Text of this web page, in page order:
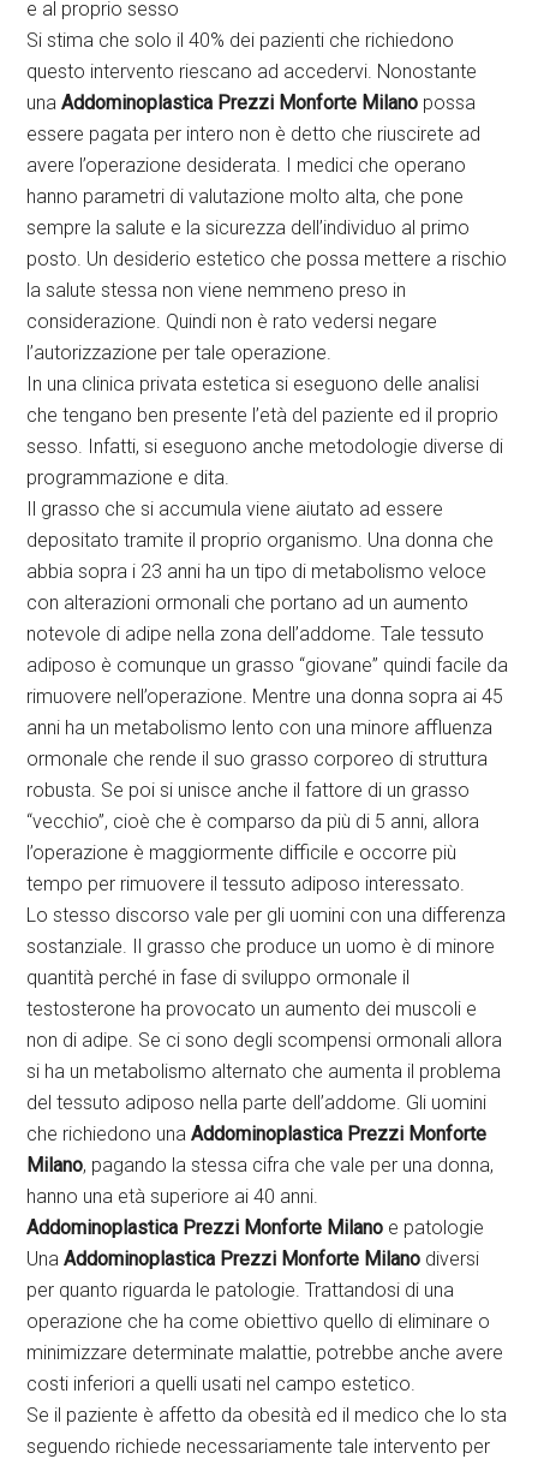
e al proprio sesso
Si stima che solo il 40% dei pazienti che richiedono
questo intervento riescano ad accedervi. Nonostante
unaAddominoplastica Prezzi Monforte Milano possa
essere pagata per intero non è detto che riuscirete ad
avere l’operazione desiderata. I medici che operano
hanno parametri di valutazione molto alta, che pone
sempre la salute e la sicurezza dell’individuo al primo
posto. Un desiderio estetico che possa mettere a rischio
la salute stessa non viene nemmeno preso in
considerazione. Quindi non è rato vedersi negare
l’autorizzazione per tale operazione.
In una clinica privata estetica si eseguono delle analisi
che tengano ben presente l’età del paziente ed il proprio
sesso. Infatti, si eseguono anche metodologie diverse di
programmazione e dita.
Il grasso che si accumula viene aiutato ad essere
depositato tramite il proprio organismo. Una donna che
abbia sopra i 23 anni ha un tipo di metabolismo veloce
con alterazioni ormonali che portano ad un aumento
notevole di adipe nella zona dell’addome. Tale tessuto
adiposo è comunque un grasso “giovane” quindi facile da
rimuovere nell’operazione. Mentre una donna sopra ai 45
anni ha un metabolismo lento con una minore affluenza
ormonale che rende il suo grasso corporeo di struttura
robusta. Se poi si unisce anche il fattore di un grasso
“vecchio”, cioè che è comparso da più di 5 anni, allora
l’operazione è maggiormente difficile e occorre più
tempo per rimuovere il tessuto adiposo interessato.
Lo stesso discorso vale per gli uomini con una differenza
sostanziale. Il grasso che produce un uomo è di minore
quantità perché in fase di sviluppo ormonale il
testosterone ha provocato un aumento dei muscoli e
non di adipe. Se ci sono degli scompensi ormonali allora
si ha un metabolismo alternato che aumenta il problema
del tessuto adiposo nella parte dell’addome. Gli uomini
che richiedono unaAddominoplastica Prezzi Monforte
Milano, pagando la stessa cifra che vale per una donna,
hanno una età superiore ai 40 anni.
Addominoplastica Prezzi Monforte Milano e patologie
UnaAddominoplastica Prezzi Monforte Milano diversi
per quanto riguarda le patologie. Trattandosi di una
operazione che ha come obiettivo quello di eliminare o
minimizzare determinate malattie, potrebbe anche avere
costi inferiori a quelli usati nel campo estetico.
Se il paziente è affetto da obesità ed il medico che lo sta
seguendo richiede necessariamente tale intervento per